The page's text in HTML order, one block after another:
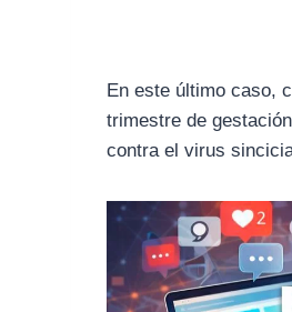
En este último caso,
trimestre de
contra el virus